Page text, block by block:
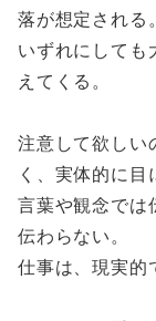
落が想定される。
いずれにしても
えてくる。
注意して欲しい
く、実体的に目
言葉や観念では
伝わらない。
仕事は、現実的